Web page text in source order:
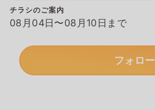
チラシのご案内
08月04日〜08月10日まで
フォロー